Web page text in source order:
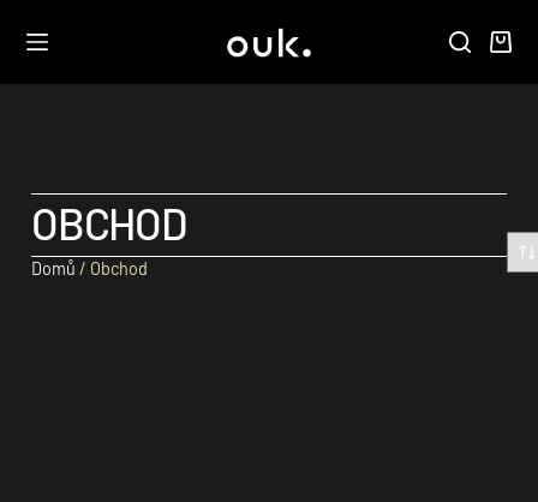
OBCHOD
Domů / Obchod